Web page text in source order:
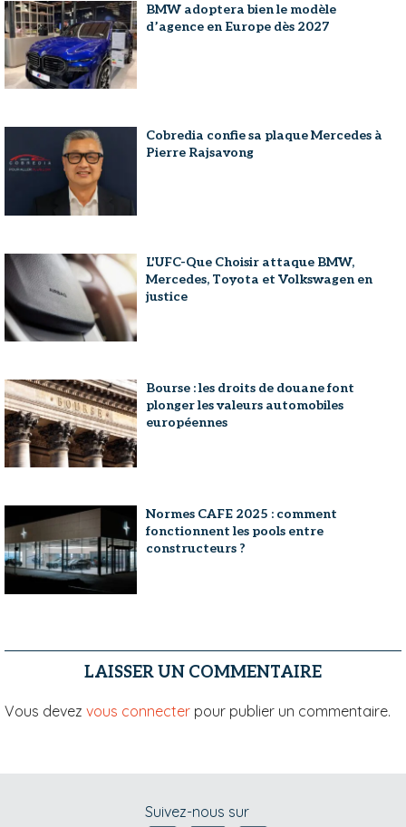
BMW adoptera bien le modèle
d’agence en Europe dès 2027
Cobredia confie sa plaque Mercedes à
Pierre Rajsavong
L'UFC-Que Choisir attaque BMW,
Mercedes, Toyota et Volkswagen en
justice
Bourse : les droits de douane font
plonger les valeurs automobiles
européennes
Normes CAFE 2025 : comment
fonctionnent les pools entre
constructeurs ?
LAISSER UN COMMENTAIRE
Vous devez vous connecter pour publier un commentaire.
Suivez-nous sur